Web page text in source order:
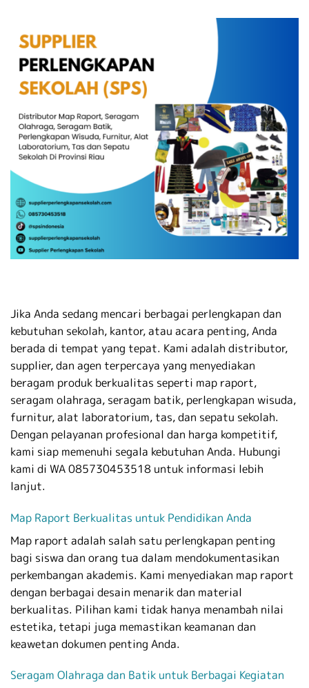
Jika Anda sedang mencari berbagai perlengkapan dan
kebutuhan sekolah, kantor, atau acara penting, Anda
berada di tempat yang tepat. Kami adalah distributor,
supplier, dan agen terpercaya yang menyediakan
beragam produk berkualitas seperti map raport,
seragam olahraga, seragam batik, perlengkapan wisuda,
furnitur, alat laboratorium, tas, dan sepatu sekolah.
Dengan pelayanan profesional dan harga kompetitif,
kami siap memenuhi segala kebutuhan Anda. Hubungi
kami di WA 085730453518 untuk informasi lebih
lanjut.
Map Raport Berkualitas untuk Pendidikan Anda
Map raport adalah salah satu perlengkapan penting
bagi siswa dan orang tua dalam mendokumentasikan
perkembangan akademis. Kami menyediakan map raport
dengan berbagai desain menarik dan material
berkualitas. Pilihan kami tidak hanya menambah nilai
estetika, tetapi juga memastikan keamanan dan
keawetan dokumen penting Anda.
Seragam Olahraga dan Batik untuk Berbagai Kegiatan